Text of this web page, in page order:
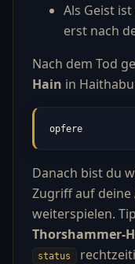
Als Geist
erst nach
Nach dem Tod
Hain in
opfere
Danach bist du
Zugriff auf
weiterspielen.
Thorshammer-
status